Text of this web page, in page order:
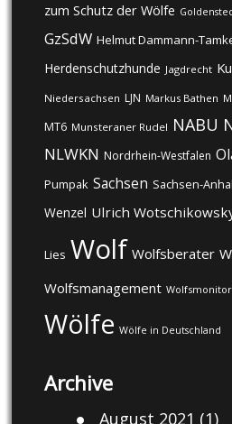
zum Schutz der Wölfe
GzSdW Helmut Dammann-
Herdenschutzhunde Jagdrecht
Niedersachsen LJN Markus Bathen
MT6 Munsteraner Rudel NABU
NLWKN Nordrhein-Westfalen
Pumpak Sachsen Sachsen-
Wenzel Ulrich
Lies Wolf Wolfsberater
Wolfsmanagement
Wölfe Wölfe in Deutschland
Archive
August 2021 (1)